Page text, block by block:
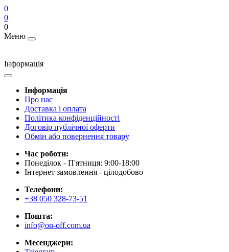
0
0
0
Меню
Інформація
Інформація
Про нас
Доставка і оплата
Політика конфіденційності
Договір публічної оферти
Обмін або повернення товару
Час роботи:
Понеділок - П'ятниця: 9:00-18:00
Інтернет замовлення - цілодобово
Телефони:
+38 050 328-73-51
Пошта:
info@on-off.com.ua
Месенджери: